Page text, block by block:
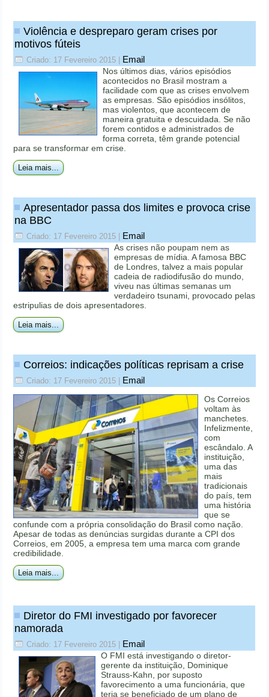
Violência e despreparo geram crises por
motivos fúteis
Criado: 17 Fevereiro 2015 Email
Nos últimos dias, vários episódios
acontecidos no Brasil mostram a
facilidade com que as crises envolvem
as empresas. São episódios insólitos,
mas violentos, que acontecem de
maneira gratuita e descuidada. Se não
forem contidos e administrados de
forma correta, têm grande potencial
para se transformar em crise.
Leia mais...
Apresentador passa dos limites e provoca crise
na BBC
Criado: 17 Fevereiro 2015 Email
As crises não poupam nem as
empresas de mídia. A famosa BBC
de Londres, talvez a mais popular
cadeia de radiodifusão do mundo,
viveu nas últimas semanas um
verdadeiro tsunami, provocado pelas
estripulias de dois apresentadores.
Leia mais...
Correios: indicações políticas reprisam a crise
Criado: 17 Fevereiro 2015 Email
Os Correios
voltam às
manchetes.
Infelizmente,
com
escândalo. A
instituição,
uma das
mais
tradicionais
do país, tem
uma história
que se
confunde com a própria consolidação do Brasil como nação.
Apesar de todas as denúncias surgidas durante a CPI dos
Correios, em 2005, a empresa tem uma marca com grande
credibilidade.
Leia mais...
Diretor do FMI investigado por favorecer
namorada
Criado: 17 Fevereiro 2015 Email
O FMI está investigando o diretor-
gerente da instituição, Dominique
Strauss-Kahn, por suposto
favorecimento a uma funcionária, que
teria se beneficiado de um plano de